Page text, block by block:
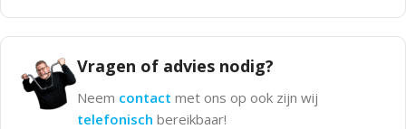
Vragen of advies nodig?
Neem contact met ons op ook zijn wij
telefonisch bereikbaar!